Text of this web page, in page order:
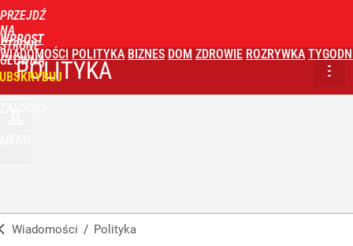
PRZEJDŹ
NA
STRONĘ
GŁÓWNĄ
WPROST
WIADOMOŚCI POLITYKA BIZNES DOM ZDROWIE ROZRYWKA
POLITYKA
Wiadomości / Polityka